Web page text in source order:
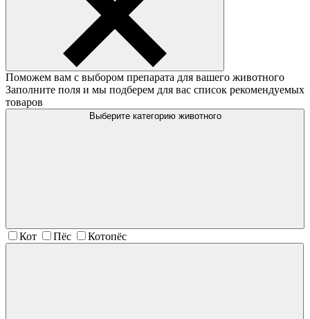
Поможем вам с выбором препарата для вашего животного
Заполните поля и мы подберем для вас список рекомендуемых
товаров
Выберите категорию животного
Кот Пёс Котопёс